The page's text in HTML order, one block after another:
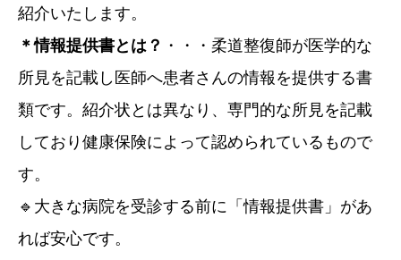
紹介いたします。
＊情報提供書とは？ ・・・柔道整復師が医学的な
所見を記載し医師へ患者さんの情報を提供する書
類です。紹介状とは異なり、専門的な所見を記載
しており健康保険によって認められているもので
す。
🔹大きな病院を受診する前に「情報提供書」があ
れば安心です。